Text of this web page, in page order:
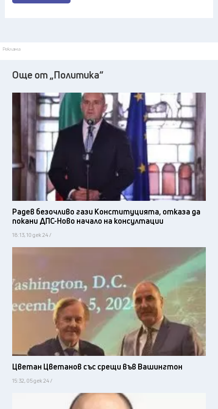
Реклама
Още от „Политика“
Радев безочливо гази Конституцията, отказа да
покани ДПС-Ново начало на консултации
18:13, 10 дек 24 /
Цветан Цветанов със срещи във Вашингтон
15:32, 05 дек 24 /